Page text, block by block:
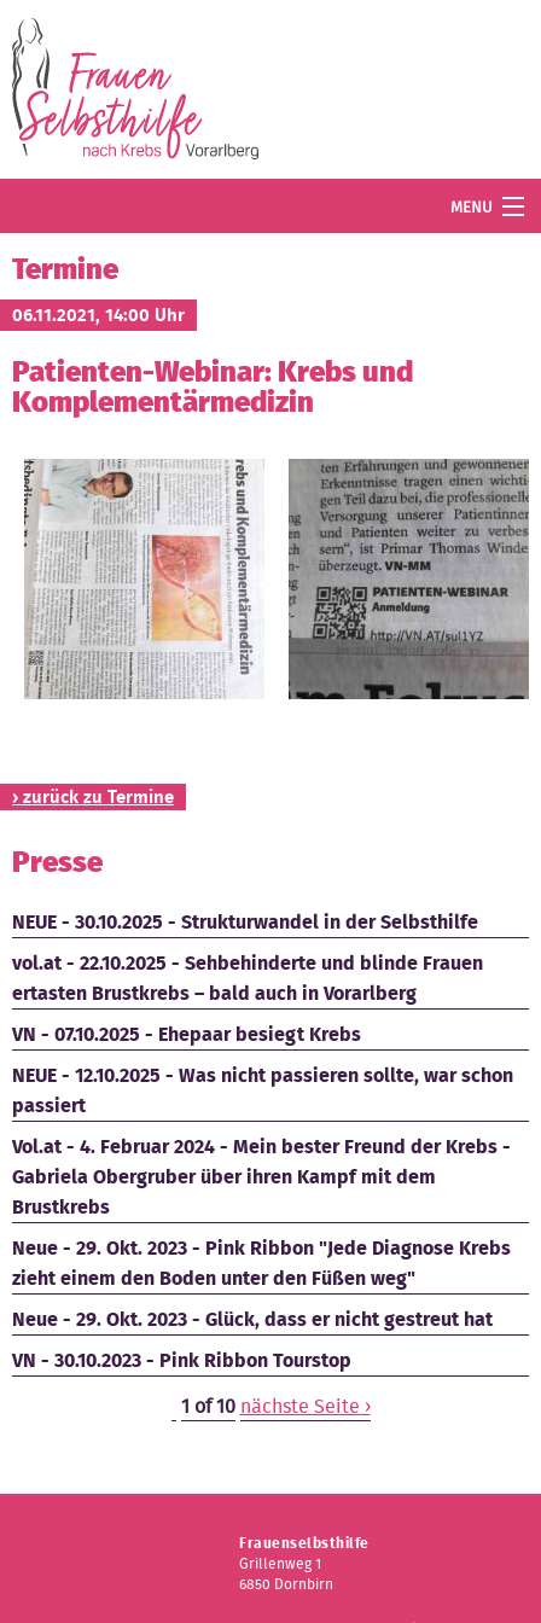
MENU
Termine
Blog
Angebot
Wissenswertes
Der Verein
Mitglied werden
Kontakt
Termine
06.11.2021, 14:00 Uhr
Patienten-Webinar: Krebs und
Komplementärmedizin
› zurück zu Termine
Presse
NEUE - 30.10.2025 - Strukturwandel in der Selbsthilfe
vol.at - 22.10.2025 - Sehbehinderte und blinde Frauen
ertasten Brustkrebs – bald auch in Vorarlberg
VN - 07.10.2025 - Ehepaar besiegt Krebs
NEUE - 12.10.2025 - Was nicht passieren sollte, war schon
passiert
Vol.at - 4. Februar 2024 - Mein bester Freund der Krebs -
Gabriela Obergruber über ihren Kampf mit dem
Brustkrebs
Neue - 29. Okt. 2023 - Pink Ribbon "Jede Diagnose Krebs
zieht einem den Boden unter den Füßen weg"
Neue - 29. Okt. 2023 - Glück, dass er nicht gestreut hat
VN - 30.10.2023 - Pink Ribbon Tourstop
1 of 10 nächste Seite ›
Frauenselbsthilfe
Grillenweg 1
6850 Dornbirn